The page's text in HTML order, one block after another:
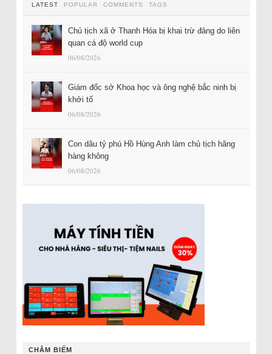
LATEST POPULAR COMMENTS TAGS
Chủ tịch xã ở Thanh Hóa bị khai trừ đảng do liên
quan cá độ world cup
06/08/2026
Giám đốc sở Khoa học và ông nghệ bắc ninh bị
khởi tố
06/08/2026
Con dâu tỷ phú Hồ Hùng Anh làm chủ tịch hãng
hàng không
06/08/2026
CHÂM BIẾM